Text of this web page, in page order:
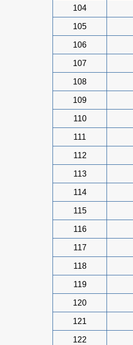
104
105
106
107
108
109
110
111
112
113
114
115
116
117
118
119
120
121
122